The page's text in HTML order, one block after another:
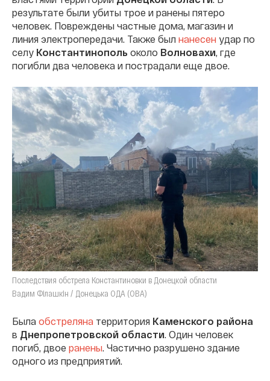
результате были убиты трое и ранены пятеро
человек. Повреждены частные дома, магазин и
линия электропередачи. Также был нанесен удар по
селу Константинополь около Волновахи, где
погибли два человека и пострадали еще двое.
Последствия обстрела Константиновки в Донецкой области
Вадим Філашкін / Донецька ОДА (ОВА)
Была обстреляна территория Каменского района
в Днепропетровской области. Один человек
погиб, двое ранены. Частично разрушено здание
одного из предприятий.